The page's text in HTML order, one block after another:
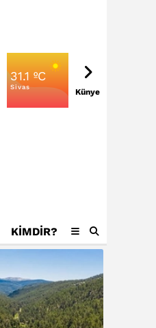
31.1 ºC
Sivas
Künye
KIMDIR?